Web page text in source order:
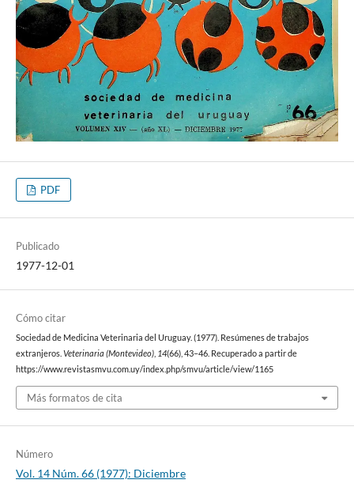
PDF
Publicado
1977-12-01
Cómo citar
Sociedad de Medicina Veterinaria del Uruguay. (1977). Resúmenes de trabajos
extranjeros.Veterinaria (Montevideo), 14(66), 43–46. Recuperado a partir de
https://www.revistasmvu.com.uy/index.php/smvu/article/view/1165
Más formatos de cita
Número
Vol. 14 Núm. 66 (1977): Diciembre